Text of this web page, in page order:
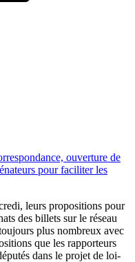
ouverture de
pour faciliter les
leurs propositions pour
des billets sur le réseau
plus nombreux avec
que les rapporteurs
dans le projet de loi-